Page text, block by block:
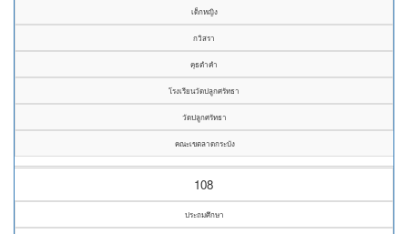
เด็กหญิง
กวิสรา
คุธตำคำ
โรงเรียนวัดปลูกศรัทธา
วัดปลูกศรัทธา
คณะเขตลาดกระบัง
108
ประถมศึกษา